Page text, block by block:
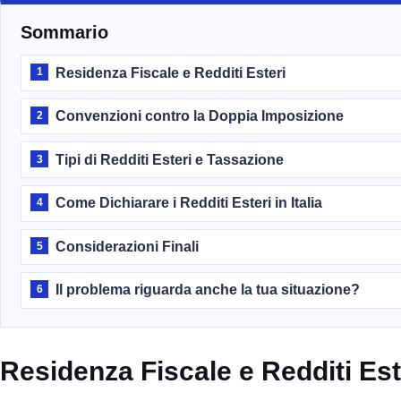
Sommario
1 Residenza Fiscale e Redditi Esteri
2 Convenzioni contro la Doppia Imposizione
3 Tipi di Redditi Esteri e Tassazione
4 Come Dichiarare i Redditi Esteri in Italia
5 Considerazioni Finali
6 Il problema riguarda anche la tua situazione?
Residenza Fiscale e Redditi